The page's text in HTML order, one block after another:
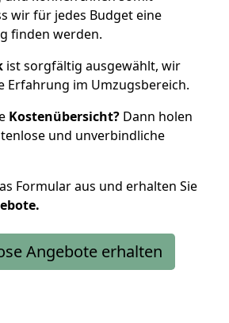
wir für jedes Budget eine
finden werden.
ist sorgfältig ausgewählt, wir
Erfahrung im Umzugsbereich.
Kostenübersicht? Dann holen
und unverbindliche
Formular aus und erhalten Sie
Angebote erhalten